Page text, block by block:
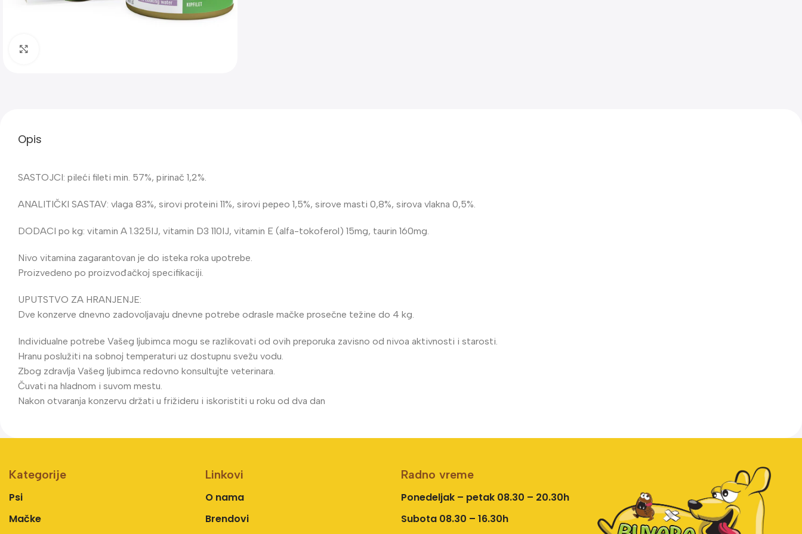
Opis
SASTOJCI: pileći fileti min. 57%, pirinač 1,2%.
ANALITIČKI SASTAV: vlaga 83%, sirovi proteini 11%, sirovi pepeo 1,5%, sirove masti 0,8%, sirova vlakna 0,5%.
DODACI po kg: vitamin A 1.325IJ, vitamin D3 110IJ, vitamin E (alfa-tokoferol) 15mg, taurin 160mg.
Nivo vitamina zagarantovan je do isteka roka upotrebe.
Proizvedeno po proizvođačkoj specifikaciji.
UPUTSTVO ZA HRANJENJE:
Dve konzerve dnevno zadovoljavaju dnevne potrebe odrasle mačke prosečne težine do 4 kg.
Individualne potrebe Vašeg ljubimca mogu se razlikovati od ovih preporuka zavisno od nivoa aktivnosti i starosti.
Hranu poslužiti na sobnoj temperaturi uz dostupnu svežu vodu.
Zbog zdravlja Vašeg ljubimca redovno konsultujte veterinara.
Čuvati na hladnom i suvom mestu.
Nakon otvaranja konzervu držati u frižideru i iskoristiti u roku od dva dan
Kategorije
Psi
Mačke
Linkovi
O nama
Brendovi
Radno vreme
Ponedeljak – petak 08.30 – 20.30h
Subota 08.30 – 16.30h